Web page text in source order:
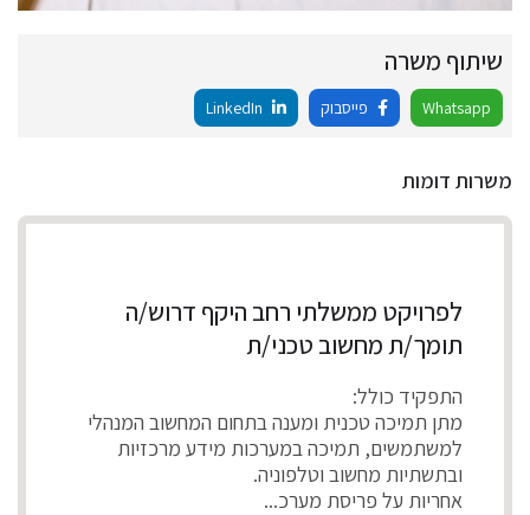
שיתוף משרה
Whatsapp פייסבוק
משרות דומות
לפרויקט ממשלתי רחב היקף דרוש/ה
תומך/ת מחשוב טכני/ת
התפקיד כולל:
מתן תמיכה טכנית ומענה בתחום המחשוב המנהלי
למשתמשים, תמיכה במערכות מידע מרכזיות
ובתשתיות מחשוב וטלפוניה.
אחריות על פריסת מערכ...